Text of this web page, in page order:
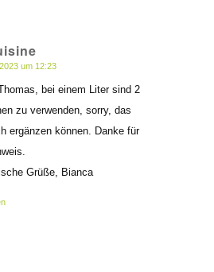
um 12:23
Thomas, bei einem Liter sind 2
zu verwenden, sorry, das
ergänzen können. Danke für
Grüße, Bianca